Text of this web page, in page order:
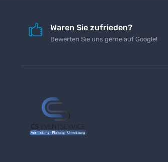
Waren Sie zufrieden?
Bewerten Sie uns gerne auf Google!